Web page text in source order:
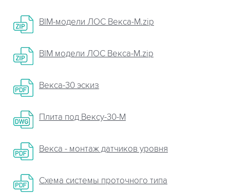
BIM-модели ЛОС Векса-М.zip
BIM модели ЛОС Векса-М.zip
Векса-30 эскиз
Плита пoд Вексу-30-М
Векса - монтаж датчиков уровня
Схема системы проточного типа